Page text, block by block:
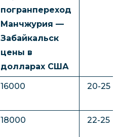
погранпереход
Манчжурия —
Забайкальск
цены в
долларах США
16000 20-25
18000 22-25